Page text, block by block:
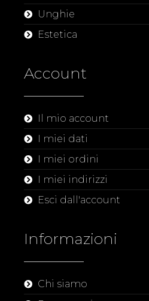
Unghie
Estetica
Account
Il mio account
I miei dati
I miei ordini
I miei indirizzi
Esci dall'account
Informazioni
Chi siamo